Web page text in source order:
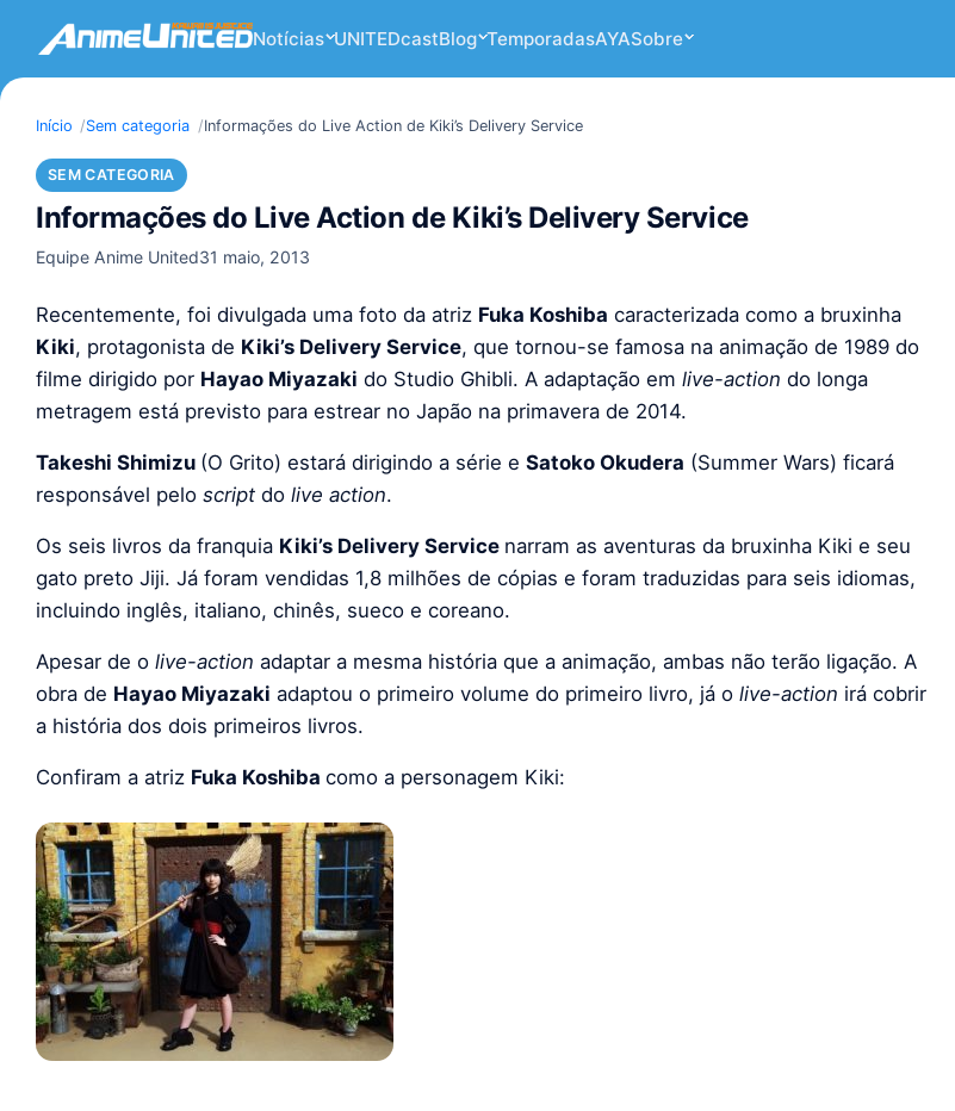
Notícias UNITEDcastBlog TemporadasAYASobre
Início Sem categoria Informações do Live Action de Kiki’s Delivery Service
SEM CATEGORIA
Informações do Live Action de Kiki’s Delivery Service
Equipe Anime United31 maio, 2013
Recentemente, foi divulgada uma foto da atriz Fuka Koshiba caracterizada como a bruxinha
Kiki, protagonista de Kiki’s Delivery Service, que tornou-se famosa na animação de 1989 do
filme dirigido por Hayao Miyazaki do Studio Ghibli. A adaptação em live-action do longa
metragem está previsto para estrear no Japão na primavera de 2014.
Takeshi Shimizu (O Grito) estará dirigindo a série e Satoko Okudera (Summer Wars) ficará
responsável pelo script do live action.
Os seis livros da franquia Kiki’s Delivery Service narram as aventuras da bruxinha Kiki e seu
gato preto Jiji. Já foram vendidas 1,8 milhões de cópias e foram traduzidas para seis idiomas,
incluindo inglês, italiano, chinês, sueco e coreano.
Apesar de o live-action adaptar a mesma história que a animação, ambas não terão ligação. A
obra de Hayao Miyazaki adaptou o primeiro volume do primeiro livro, já o live-action irá cobrir
a história dos dois primeiros livros.
Confiram a atriz Fuka Koshiba como a personagem Kiki: